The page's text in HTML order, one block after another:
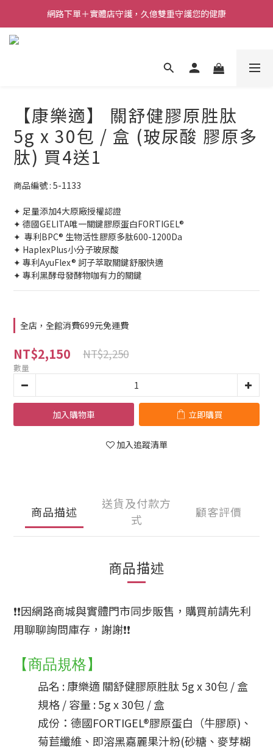
網路下單＋實體店守護，久億雙重守護您的健康
【康樂適】 關舒健膠原胜肽
5g x 30包 / 盒 (玻尿酸 膠原多
肽) 買4送1
商品編號 : 5-1133
✦ 足量添加4大原廠授權認證
✦ 德國GELITA唯一關鍵膠原蛋白FORTIGEL®
✦  專利BPC® 生物活性膠原多肽​600-1200Da
✦ HaplexPlus小分子玻尿酸
✦ 專利AyuFlex® 訶子萃取關鍵舒服快適
✦ 專利黑酵母發酵物​咖有力的關鍵
全店，全館消費699元免運費
NT$2,150 NT$2,250
數量
加入購物車 立即購買
加入追蹤清單
商品描述
送貨及付款方
式
顧客評價
商品描述
❗❗因網路商城與實體門市同步販售，購買前請先利
用聊聊詢問庫存，謝謝❗❗
【商品規格】
品名 : 康樂適 關舒健膠原胜肽 5g x 30包 / 盒
規格 / 容量 : 5g x 30包 / 盒
成份： 德國FORTIGEL®膠原蛋白（牛膠原)、
菊苣纖維、即溶黑嘉麗果汁粉(砂糖、麥芽糊